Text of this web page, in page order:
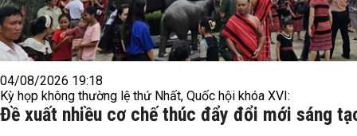
04/08/2026 19:18
Kỳ họp không thường lệ thứ Nhất, Quốc hội khóa XVI:
Đề xuất nhiều cơ chế thúc đẩy đổi mới sáng